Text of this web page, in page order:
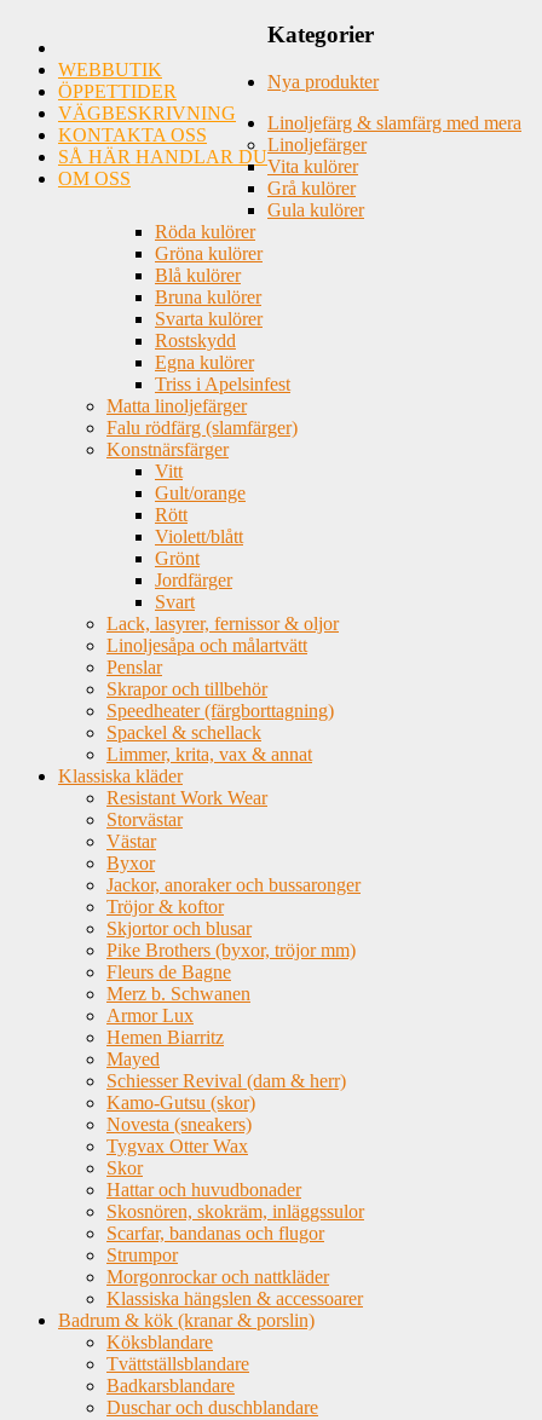
WEBBUTIK
ÖPPETTIDER
VÄGBESKRIVNING
KONTAKTA OSS
SÅ HÄR HANDLAR DU
OM OSS
Kategorier
Nya produkter
Linoljefärg & slamfärg med mera
Linoljefärger
Vita kulörer
Grå kulörer
Gula kulörer
Röda kulörer
Gröna kulörer
Blå kulörer
Bruna kulörer
Svarta kulörer
Rostskydd
Egna kulörer
Triss i Apelsinfest
Matta linoljefärger
Falu rödfärg (slamfärger)
Konstnärsfärger
Vitt
Gult/orange
Rött
Violett/blått
Grönt
Jordfärger
Svart
Lack, lasyrer, fernissor & oljor
Linoljesåpa och målartvätt
Penslar
Skrapor och tillbehör
Speedheater (färgborttagning)
Spackel & schellack
Limmer, krita, vax & annat
Klassiska kläder
Resistant Work Wear
Storvästar
Västar
Byxor
Jackor, anoraker och bussaronger
Tröjor & koftor
Skjortor och blusar
Pike Brothers (byxor, tröjor mm)
Fleurs de Bagne
Merz b. Schwanen
Armor Lux
Hemen Biarritz
Mayed
Schiesser Revival (dam & herr)
Kamo-Gutsu (skor)
Novesta (sneakers)
Tygvax Otter Wax
Skor
Hattar och huvudbonader
Skosnören, skokräm, inläggssulor
Scarfar, bandanas och flugor
Strumpor
Morgonrockar och nattkläder
Klassiska hängslen & accessoarer
Badrum & kök (kranar & porslin)
Köksblandare
Tvättställsblandare
Badkarsblandare
Duschar och duschblandare